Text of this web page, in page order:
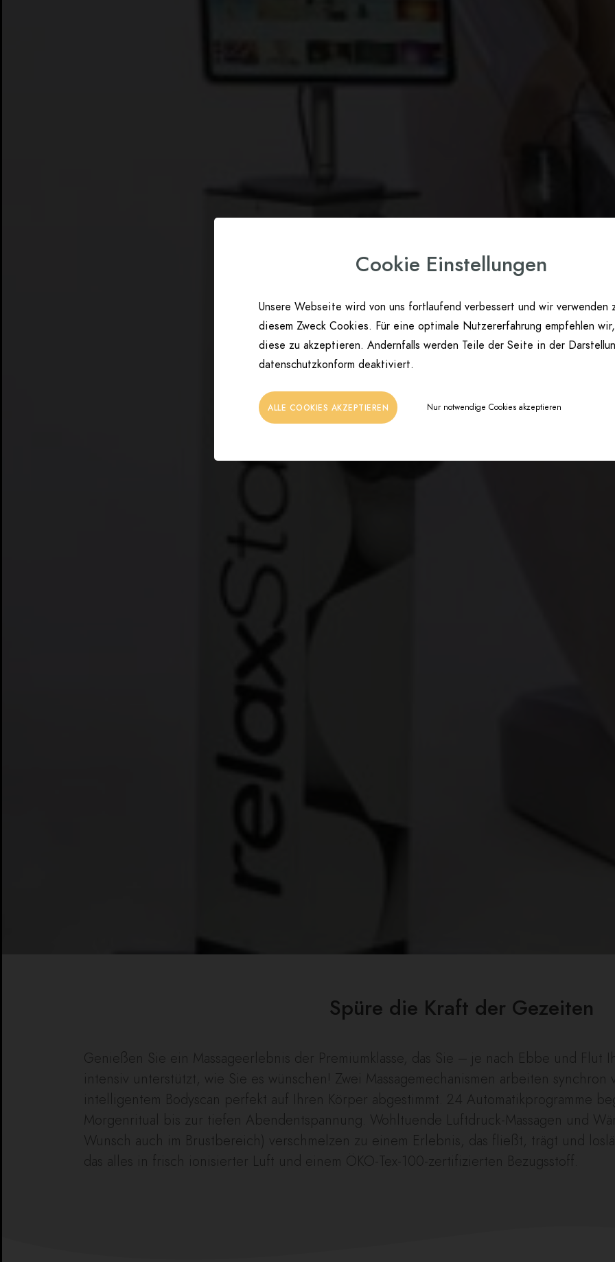
Spüre die Kraft der Gezeiten
Genießen Sie ein Massageerlebnis der Premiumklasse, das Sie – je nach Ebbe und Flut
intensiv unterstützt, wie Sie es wünschen! Zwei Massagemechanismen arbeiten
intelligentem Bodyscan perfekt auf Ihren Körper abgestimmt. 24 Automatikprogramme
Morgenritual bis zur tiefen Abendentspannung. Wohltuende Luftdruck-Massagen und
Wunsch auch im Brustbereich) verschmelzen zu einem Erlebnis, das fließt, trägt und
das alles in frisch ionisierter Luft und einem ÖKO-Tex-100-zertifizierten Bezugsstoff.
Cookie Einstellungen
Unsere Webseite wird von uns fortlaufend verbessert und wir verwenden
diesem Zweck Cookies. Für eine optimale Nutzererfahrung empfehlen wir,
diese zu akzeptieren. Andernfalls werden Teile der Seite in der
datenschutzkonform deaktiviert.
ALLE COOKIES AKZEPTIEREN Nur notwendige Cookies akzeptieren